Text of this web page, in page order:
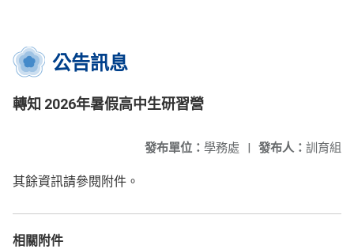
公告訊息
轉知 2026年暑假高中生研習營
發布人： 訓育組
發布單位： 學務處 |
其餘資訊請參閱附件。
相關附件